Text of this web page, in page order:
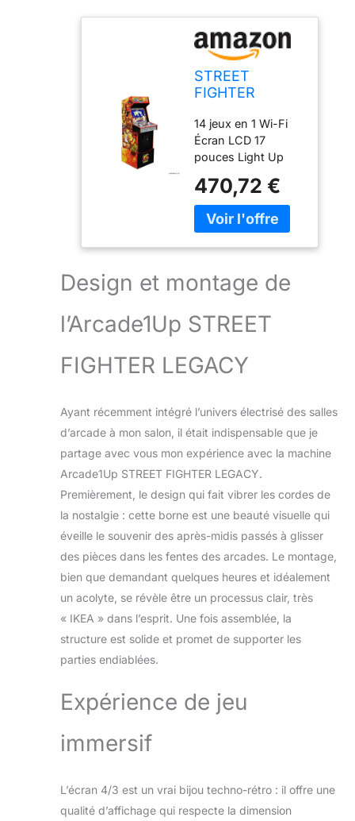
STREET
FIGHTER
GAMES Wifi
ENABLED
ARCADE
MACHINE
14 jeux en 1 Wi-Fi
Écran LCD 17
pouces Light Up
Coindoor
470,72 €
Design et montage de
l’Arcade1Up STREET
FIGHTER LEGACY
Ayant récemment intégré l’univers électrisé des salles
d’arcade à mon salon, il était indispensable que je
partage avec vous mon expérience avec la machine
Arcade1Up STREET FIGHTER LEGACY.
Premièrement, le design qui fait vibrer les cordes de
la nostalgie : cette borne est une beauté visuelle qui
éveille le souvenir des après-midis passés à glisser
des pièces dans les fentes des arcades. Le montage,
bien que demandant quelques heures et idéalement
un acolyte, se révèle être un processus clair, très
« IKEA » dans l’esprit. Une fois assemblée, la
structure est solide et promet de supporter les
parties endiablées.
Expérience de jeu
immersif
L’écran 4/3 est un vrai bijou techno-rétro : il offre une
qualité d’affichage qui respecte la dimension